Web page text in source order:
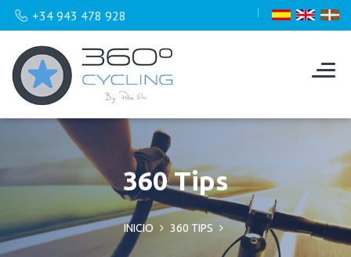
+34 943 478 928
360 Tips
INICIO 360 TIPS